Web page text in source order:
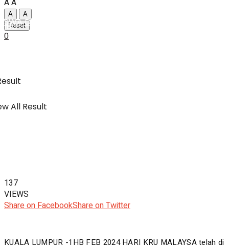
IBC
SWA Digital Malaysia
All Result
AA
A
A
Reset
0
137
VIEWS
Share on FacebookShare on Twitter
KUALA LUMPUR -1HB FEB 2024 HARI KRU MALAYSA telah di